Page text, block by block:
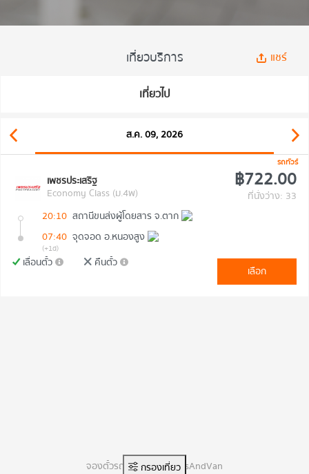
เที่ยวบริการ แชร์
เที่ยวไป
ส.ค. 09, 2026
รถทัวร์
เพชรประเสริฐ
Economy Class (ม.4พ)
฿722.00
ที่นั่งว่าง: 33
20:10 สถานีขนส่งผู้โดยสาร จ.ตาก
07:40 จุดจอด อ.หนองสูง
(+1d)
เลื่อนตั๋ว คืนตั๋ว
เลือก
กรองเที่ยว
จองตั๋วรถทัวร์ออนไลน์ BusAndVan